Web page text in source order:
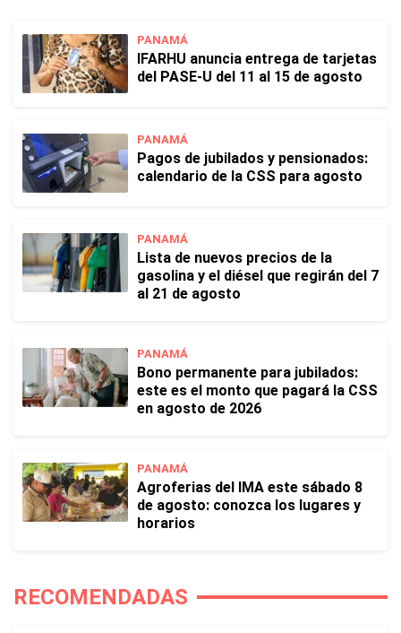
PANAMÁ
IFARHU anuncia entrega de tarjetas
del PASE-U del 11 al 15 de agosto
PANAMÁ
Pagos de jubilados y pensionados:
calendario de la CSS para agosto
PANAMÁ
Lista de nuevos precios de la
gasolina y el diésel que regirán del 7
al 21 de agosto
PANAMÁ
Bono permanente para jubilados:
este es el monto que pagará la CSS
en agosto de 2026
PANAMÁ
Agroferias del IMA este sábado 8
de agosto: conozca los lugares y
horarios
RECOMENDADAS